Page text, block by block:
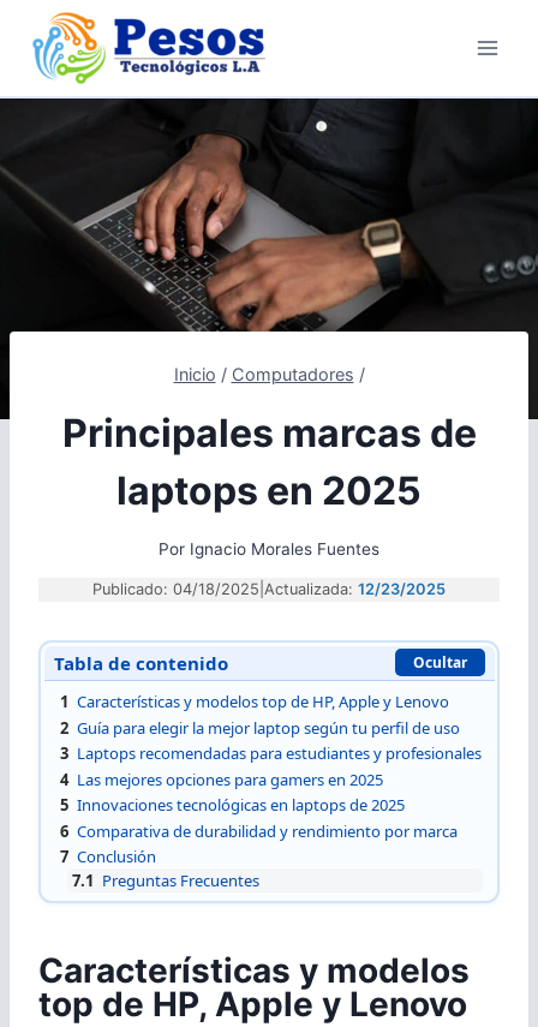
Saltar
contenido
Inicio / Computadores /
Principales marcas de
laptops en 2025
Por Ignacio Morales Fuentes
Publicado: 04/18/2025 Actualizada: 12/23/2025
Tabla de contenido Ocultar
1 Características y modelos top de HP, Apple y Lenovo
2 Guía para elegir la mejor laptop según tu perfil de uso
3 Laptops recomendadas para estudiantes y profesionales
4 Las mejores opciones para gamers en 2025
5 Innovaciones tecnológicas en laptops de 2025
6 Comparativa de durabilidad y rendimiento por marca
7 Conclusión
7.1 Preguntas Frecuentes
Características y modelos
top de HP, Apple y Lenovo